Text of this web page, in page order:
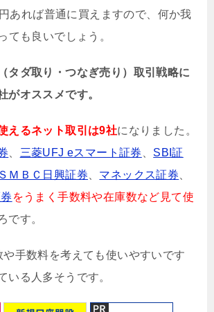
あれば普通に買えますので、何か我
ても良いでしょう。
タダ取り・つなぎ売り）取引戦略に
がオススメです。
えるネット取引は9社になりました。
三菱UFJ eスマート証券
SBI証
ＳＭＢＣ日興証券 マネックス証券
をうまく手数料や在庫数など見て使
です。
手数料を考えても使いやすいです
いる人多そうです。